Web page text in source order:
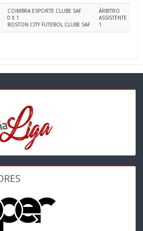
COIMBRA ESPORTE CLUBE SAF
0 X 1
BOSTON CITY FUTEBOL CLUBE SAF
ÁRBITRO
ASSISTENTE
1